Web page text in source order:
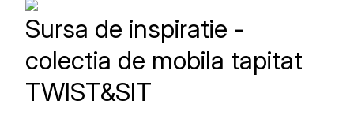
Sursa de inspiratie -
colectia de mobila tapitat
TWIST&SIT